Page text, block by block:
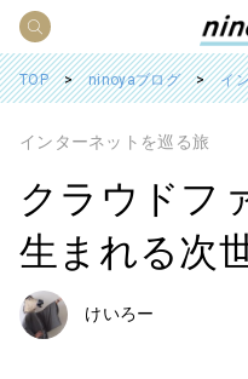
TOP ninoyaブログ イ
インターネットを巡る旅
クラウドフ
生まれる次
けいろー